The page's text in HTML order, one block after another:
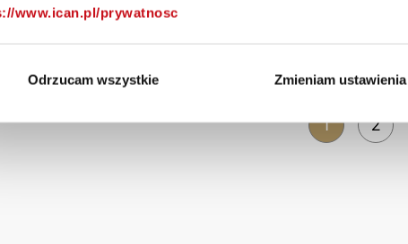
www.ican.pl/prywatnosc
Odrzucam wszystkie Zmieniam ustawienia
Warszawa
1 2